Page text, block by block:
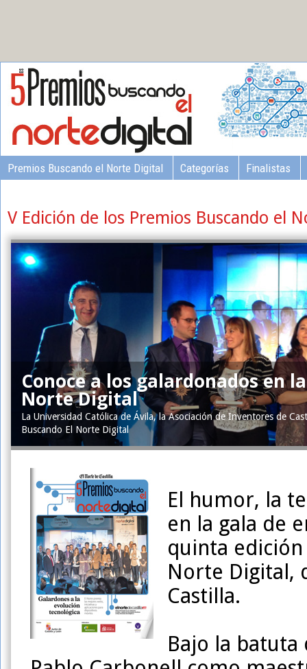
Premios Buscando el Norte Digital Categorías Finalistas
V Edición de los Premios Buscando el
Conoce a los galardonados en
Norte Digital
La Universidad Católica de Ávila, la Asociación de Inventores de
Buscando El Norte Digital
El humor, la
en la gala de
quinta edición
Norte Digital,
Castilla.
Bajo la